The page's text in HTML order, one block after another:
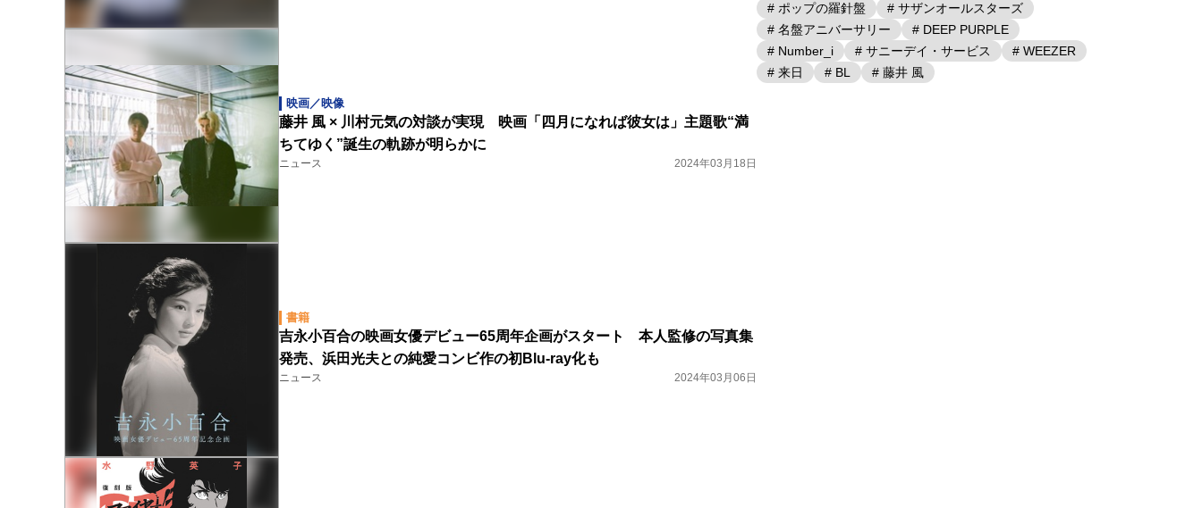
映画／映像
藤井 風 × 川村元気の対談が実現 映画「四月になれば彼女は」主題歌“満
ちてゆく”誕生の軌跡が明らかに
ニュース 2024年03月18日
書籍
吉永小百合の映画女優デビュー65周年企画がスタート 本人監修の写真集
発売、浜田光夫との純愛コンビ作の初Blu-ray化も
ニュース 2024年03月06日
# ポップの羅針盤
# サザンオールスターズ
# 名盤アニバーサリー
# DEEP PURPLE
# Number_i
# サニーデイ・サービス
# WEEZER
# 来日
# BL # 藤井 風